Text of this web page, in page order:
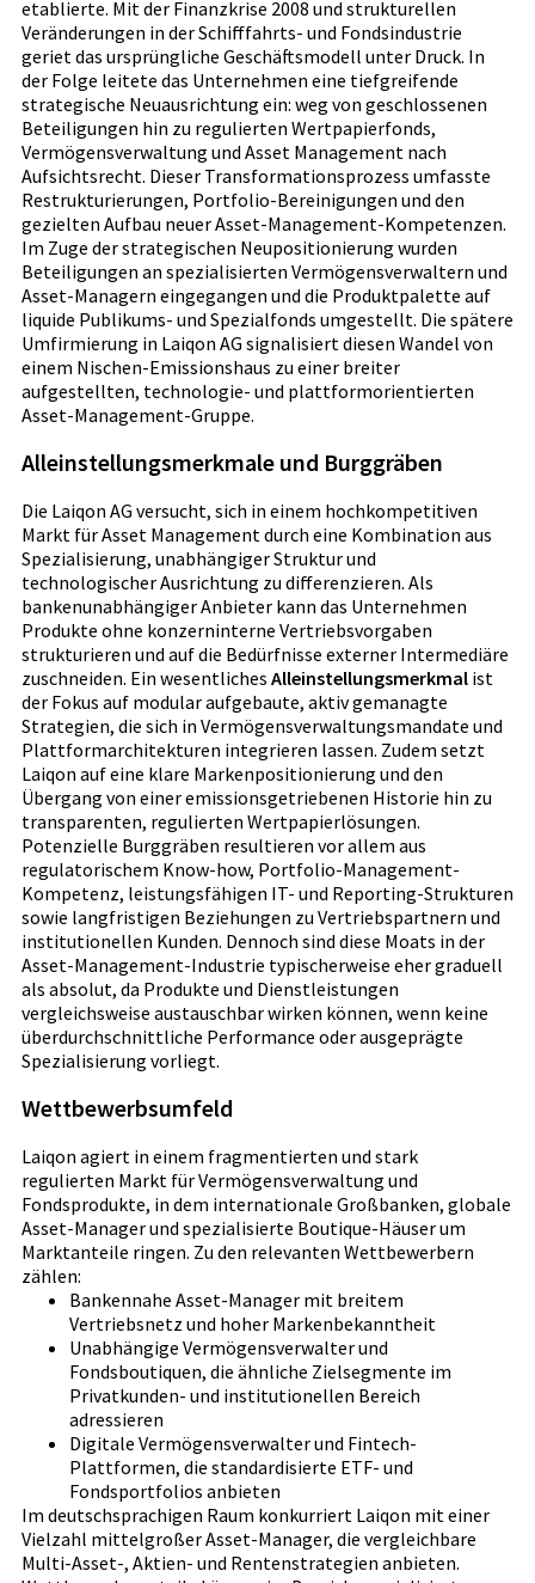
etablierte. Mit der Finanzkrise 2008 und strukturellen
Veränderungen in der Schifffahrts- und Fondsindustrie
geriet das ursprüngliche Geschäftsmodell unter Druck. In
der Folge leitete das Unternehmen eine tiefgreifende
strategische Neuausrichtung ein: weg von geschlossenen
Beteiligungen hin zu regulierten Wertpapierfonds,
Vermögensverwaltung und Asset Management nach
Aufsichtsrecht. Dieser Transformationsprozess umfasste
Restrukturierungen, Portfolio-Bereinigungen und den
gezielten Aufbau neuer Asset-Management-Kompetenzen.
Im Zuge der strategischen Neupositionierung wurden
Beteiligungen an spezialisierten Vermögensverwaltern und
Asset-Managern eingegangen und die Produktpalette auf
liquide Publikums- und Spezialfonds umgestellt. Die spätere
Umfirmierung in Laiqon AG signalisiert diesen Wandel von
einem Nischen-Emissionshaus zu einer breiter
aufgestellten, technologie- und plattformorientierten
Asset-Management-Gruppe.
Alleinstellungsmerkmale und Burggräben
Die Laiqon AG versucht, sich in einem hochkompetitiven
Markt für Asset Management durch eine Kombination aus
Spezialisierung, unabhängiger Struktur und
technologischer Ausrichtung zu differenzieren. Als
bankenunabhängiger Anbieter kann das Unternehmen
Produkte ohne konzerninterne Vertriebsvorgaben
strukturieren und auf die Bedürfnisse externer Intermediäre
zuschneiden. Ein wesentliches Alleinstellungsmerkmal ist
der Fokus auf modular aufgebaute, aktiv gemanagte
Strategien, die sich in Vermögensverwaltungsmandate und
Plattformarchitekturen integrieren lassen. Zudem setzt
Laiqon auf eine klare Markenpositionierung und den
Übergang von einer emissionsgetriebenen Historie hin zu
transparenten, regulierten Wertpapierlösungen.
Potenzielle Burggräben resultieren vor allem aus
regulatorischem Know-how, Portfolio-Management-
Kompetenz, leistungsfähigen IT- und Reporting-Strukturen
sowie langfristigen Beziehungen zu Vertriebspartnern und
institutionellen Kunden. Dennoch sind diese Moats in der
Asset-Management-Industrie typischerweise eher graduell
als absolut, da Produkte und Dienstleistungen
vergleichsweise austauschbar wirken können, wenn keine
überdurchschnittliche Performance oder ausgeprägte
Spezialisierung vorliegt.
Wettbewerbsumfeld
Laiqon agiert in einem fragmentierten und stark
regulierten Markt für Vermögensverwaltung und
Fondsprodukte, in dem internationale Großbanken, globale
Asset-Manager und spezialisierte Boutique-Häuser um
Marktanteile ringen. Zu den relevanten Wettbewerbern
zählen:
Bankennahe Asset-Manager mit breitem
Vertriebsnetz und hoher Markenbekanntheit
Unabhängige Vermögensverwalter und
Fondsboutiquen, die ähnliche Zielsegmente im
Privatkunden- und institutionellen Bereich
adressieren
Digitale Vermögensverwalter und Fintech-
Plattformen, die standardisierte ETF- und
Fondsportfolios anbieten
Im deutschsprachigen Raum konkurriert Laiqon mit einer
Vielzahl mittelgroßer Asset-Manager, die vergleichbare
Multi-Asset-, Aktien- und Rentenstrategien anbieten.